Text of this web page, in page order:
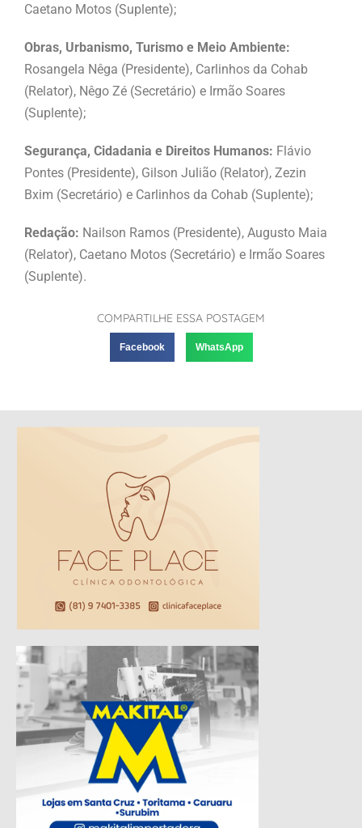
Caetano Motos (Suplente);
Obras, Urbanismo, Turismo e Meio Ambiente:
Rosangela Nêga (Presidente), Carlinhos da Cohab
(Relator), Nêgo Zé (Secretário) e Irmão Soares
(Suplente);
Segurança, Cidadania e Direitos Humanos: Flávio
Pontes (Presidente), Gilson Julião (Relator), Zezin
Bxim (Secretário) e Carlinhos da Cohab (Suplente);
Redação: Nailson Ramos (Presidente), Augusto Maia
(Relator), Caetano Motos (Secretário) e Irmão Soares
(Suplente).
COMPARTILHE ESSA POSTAGEM
Facebook WhatsApp